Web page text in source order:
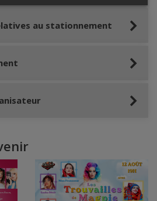
au stationnement